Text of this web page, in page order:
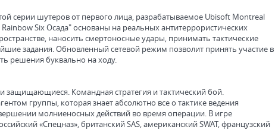
серии шутеров от первого лица, разрабатываемое Ubisoft Montreal
Six Осада" основаны на реальных антитеррористических
наносить смертоносные удары, принимать тактические
задания. Обновленный сетевой режим позволит принять участие в
решения буквально на ходу.
Командная стратегия и тактический бой.
группы, которая знает абсолютно все о тактике ведения
молниеносных действий во время операции. В игре
«Спецназ», британский SAS, американский SWAT, французский